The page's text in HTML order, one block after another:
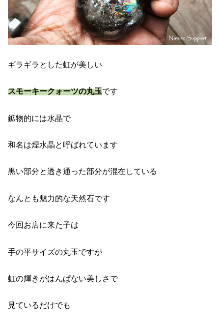
ギラギラとした虹が美しい
スモーキークォーツの丸玉です
鉱物的には水晶で
和名は煙水晶と呼ばれています
黒い部分と透き通った部分が混在している
なんとも魅力的な天然石です
今回お店に来た子は
手の平サイズの丸玉ですが
虹の輝きがはんぱない美しさで
見ているだけでも